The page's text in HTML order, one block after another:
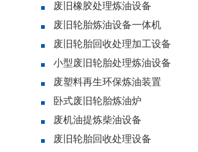
废旧橡胶处理炼油设备
废旧轮胎炼油设备一体机
废旧轮胎回收处理加工设备
小型废旧轮胎处理炼油设备
废塑料再生环保炼油装置
卧式废旧轮胎炼油炉
废机油提炼柴油设备
废旧轮胎回收处理设备